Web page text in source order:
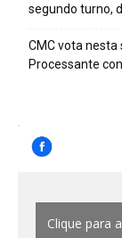
segundo turno,
CMC vota nesta
Processante
Clique para